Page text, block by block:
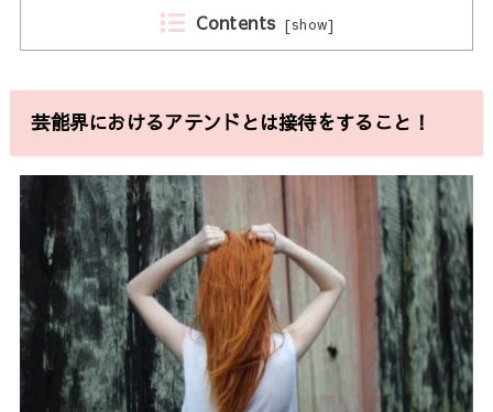
Contents [show]
芸能界におけるアテンドとは接待をすること！